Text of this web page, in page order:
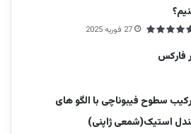
27 فوریه 2025
فارکس
سطوح فیبوناچی با الگو های
استیک(شمعی ژاپنی)